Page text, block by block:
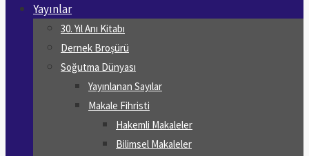
Yayınlar
30. Yıl Anı Kitabı
Dernek Broşürü
Soğutma Dünyası
Yayınlanan Sayılar
Makale Fihristi
Hakemli Makaleler
Bilimsel Makaleler